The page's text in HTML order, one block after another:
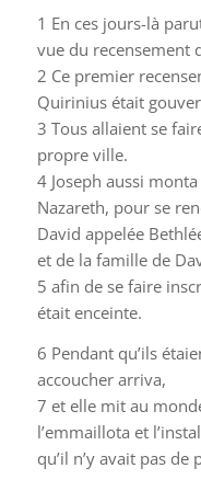
1 En ces jours-là
vue du recensement
2 Ce premier
Quirinius était
3 Tous allaient se
propre ville.
4 Joseph aussi
Nazareth, pour se
David appelée
et de la famille de
5 afin de se faire
était enceinte.
6 Pendant qu’ils
accoucher arriva,
7 et elle mit au
l’emmaillota et
qu’il n’y avait pas